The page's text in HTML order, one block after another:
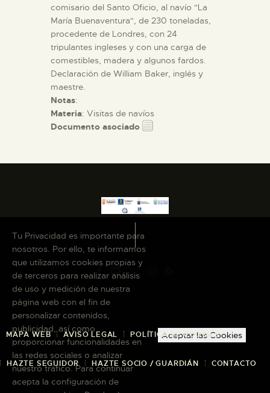
comisario del Santo Oficio, al navío "La
María Buenaventura", de 230 toneladas,
procedente de Londres, con 24
tripulantes ingleses y con una carga de
comestibles, madera y algunos fardos.
Declaración de William Baker, inglés y
maestre.
Notas:
Materia: Visitas de navíos
Documento asociado
MAPA WEB AVISO LEGAL POLÍTICA DE COOKIES
HAZTE SEGUIDOR HAZTE SOCIO / GUARDIÁN CONTACTO
Tu Privacidad es importante para
nosotros. Por ello, te informamos
que utilizamos cookies propias y
de terceros para realizar análisis
de uso y medición de nuestra
página web con el fin de
personalizar contenidos,
publicidad, así como
proporcionar funcionalidades en
las redes sociales o analizar
nuestro tráfico. Para continuar
acepta la configuración de
Aceptar las Cookies